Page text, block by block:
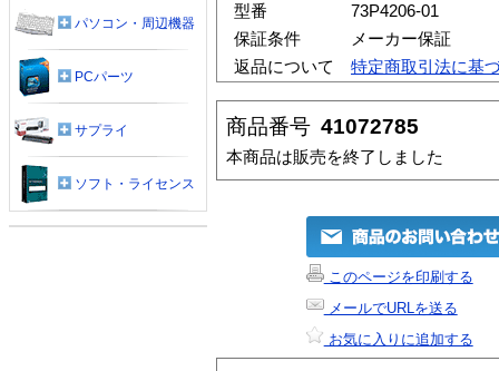
型番
73P4206-01
保証条件
メーカー保証
返品について
特定商取引法に基
商品番号 41072785
本商品は販売を終了しました
このページを印刷する
メールでURLを送る
お気に入りに追加する
パソコン・周辺機器
PCパーツ
サプライ
ソフト・ライセンス